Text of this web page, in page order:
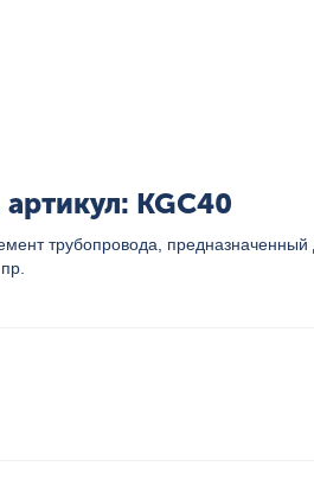
KGC40
трубопровода,